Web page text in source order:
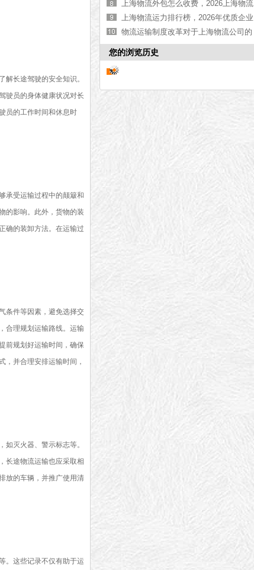
长途驾驶的安全知识。
驶员的身体健康状况对长
员的工作时间和休息时
承受运输过程中的颠簸和
的影响。此外，货物的装
确的装卸方法。在运输过
条件等因素，避免选择交
合理规划运输路线。运输
前规划好运输时间，确保
，并合理安排运输时间，
灭火器、警示标志等。
长途物流运输也应采取相
放的车辆，并推广使用清
。这些记录不仅有助于运
运物流【最新更新】
上海物流外包怎么收费，2026上海物流
外包价格【最新更新】
上海物流运力排行榜，2026年优质企业
名单【最新更新】
物流运输制度改革对于上海物流公司的
影响
您的浏览历史